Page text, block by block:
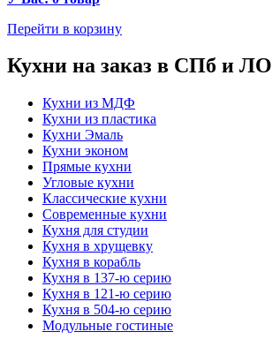
Перейти в корзину
Кухни на заказ в СПб и ЛО
Кухни из МДФ
Кухни из пластика
Кухни Эмаль
Кухни эконом
Прямые кухни
Угловые кухни
Классические кухни
Современные кухни
Кухня для студии
Кухня в хрущевку
Кухня в корабль
Кухня в 137-ю серию
Кухня в 121-ю серию
Кухня в 504-ю серию
Модульные гостиные